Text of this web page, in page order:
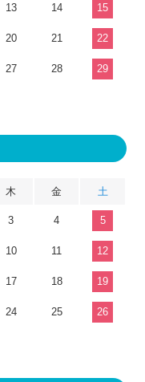
13 14 15
20 21 22
27 28 29
木 金 土
3 4 5
10 11 12
17 18 19
24 25 26